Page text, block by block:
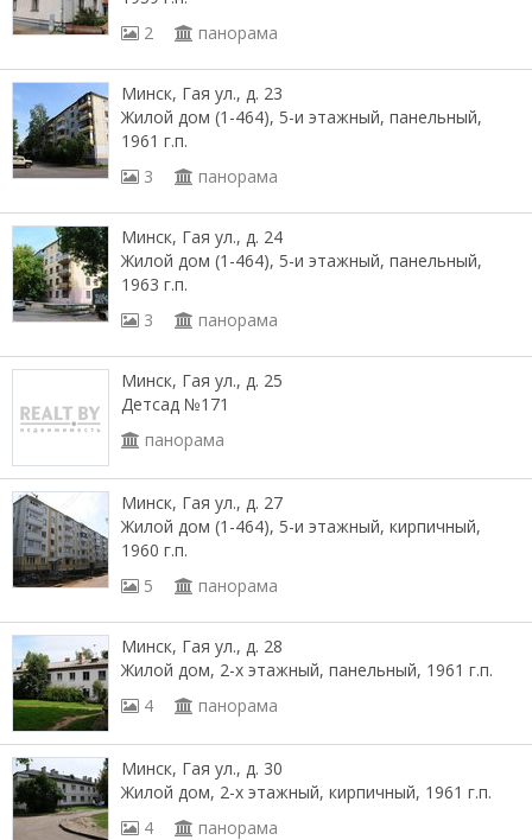
2
панорама
Минск, Гая ул., д. 23
Жилой дом (1-464), 5-и этажный, панельный,
1961 г.п.
3
панорама
Минск, Гая ул., д. 24
Жилой дом (1-464), 5-и этажный, панельный,
1963 г.п.
3
панорама
Минск, Гая ул., д. 25
Детсад №171
панорама
Минск, Гая ул., д. 27
Жилой дом (1-464), 5-и этажный, кирпичный,
1960 г.п.
5
панорама
Минск, Гая ул., д. 28
Жилой дом, 2-х этажный, панельный, 1961 г.п.
4
панорама
Минск, Гая ул., д. 30
Жилой дом, 2-х этажный, кирпичный, 1961 г.п.
4
панорама